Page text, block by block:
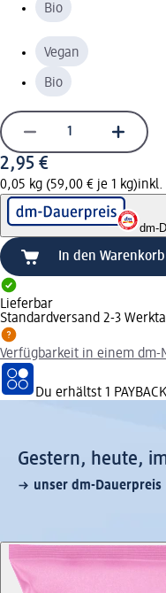
Bio
Vegan
Bio
2,95 €
0,05 kg (59,00 € je 1 kg)inkl.
dm-
In den Warenkorb
Lieferbar
Standardversand 2-3
Verfügbarkeit in einem dm-
Du erhältst 1 PAYBACK
Gestern, heute,
unser dm-Dauerpreis